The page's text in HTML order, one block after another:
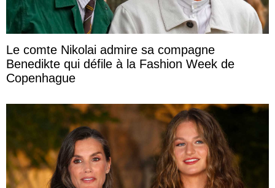
Le comte Nikolai admire sa compagne
Benedikte qui défile à la Fashion Week de
Copenhague